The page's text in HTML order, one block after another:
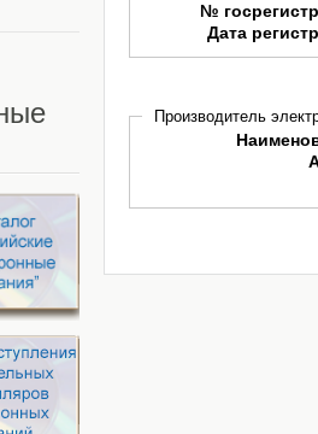
№
Дата
Производитель